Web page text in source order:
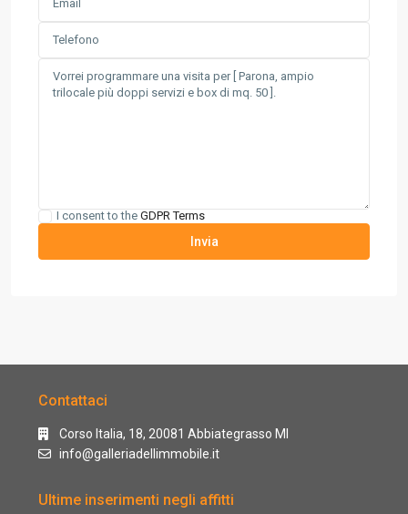
I consent to the GDPR Terms
Contattaci
Corso Italia, 18, 20081 Abbiategrasso MI
info@galleriadellimmobile.it
Ultime inserimenti negli affitti